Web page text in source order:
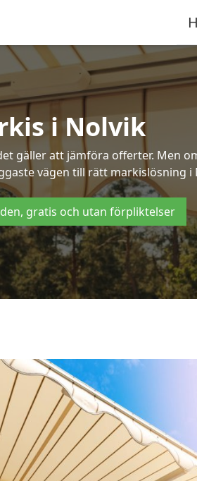
i Nolvik
gäller att jämföra offerter. Men
vägen till rätt markislösning i
gratis och utan förpliktelser